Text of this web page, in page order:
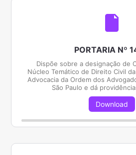
PORTARIA Nº
Dispõe sobre a designação de
Núcleo Temático de Direito Civil
Advocacia da Ordem dos
São Paulo e dá
Download